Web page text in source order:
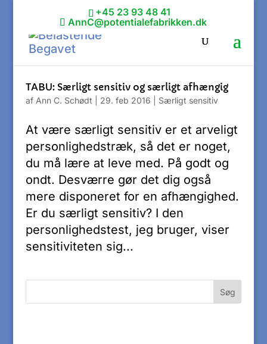
+45 23 93 48 41
AnnC@potentialefabrikken.dk
TABU: Særligt sensitiv og særligt afhængig
af Ann C. Schødt 29. feb 2016 Særligt sensitiv
At være særligt sensitiv er et arveligt
personlighedstræk, så det er noget,
du må lære at leve med. På godt og
ondt. Desværre gør det dig også
mere disponeret for en afhængighed.
Er du særligt sensitiv? I den
personlighedstest, jeg bruger, viser
sensitiviteten sig...